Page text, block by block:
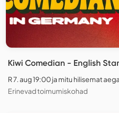
Kiwi Comedian - English
R 7. aug 19:00 ja mitu hilisemat aega
Erinevad toimumiskohad